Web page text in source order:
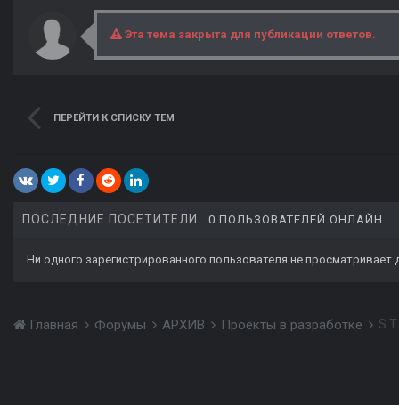
Эта тема закрыта для публикации ответов.
ПЕРЕЙТИ К СПИСКУ ТЕМ
ПОСЛЕДНИЕ ПОСЕТИТЕЛИ 0 ПОЛЬЗОВАТЕЛЕЙ ОНЛАЙН
Ни одного зарегистрированного пользователя не просматривает
Главная Форумы АРХИВ Проекты в разработке